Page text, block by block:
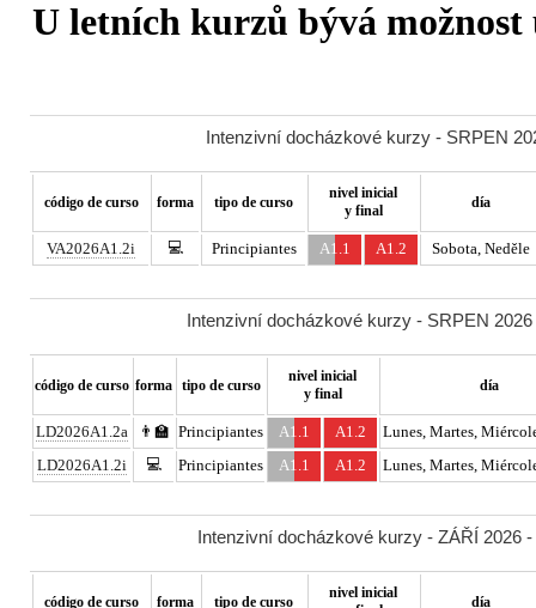
U letních kurzů bývá
Intenzivní docházkové kurzy - SRPEN
código de curso forma tipo de curso
nivel inicial
y final
día
VA2026A1.2i 💻 Principiantes A1.1 A1.2 Sobota, Neděle
Intenzivní docházkové kurzy - SRPEN
código de curso forma tipo de curso
nivel inicial
y final
día
LD2026A1.2a 👨‍🏫 Principiantes A1.1 A1.2
Lunes, Martes,
LD2026A1.2i
💻 Principiantes A1.1 A1.2 Lunes, Martes,
Intenzivní docházkové kurzy - ZÁŘÍ 2026
código de curso forma tipo de curso
nivel inicial
día